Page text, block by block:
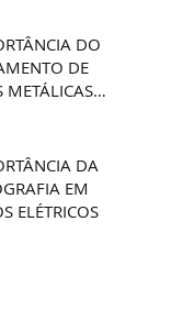
DO
DE
METÁLICAS
DA
EM
ELÉTRICOS